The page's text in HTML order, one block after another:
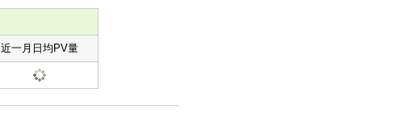
近一月日均PV量